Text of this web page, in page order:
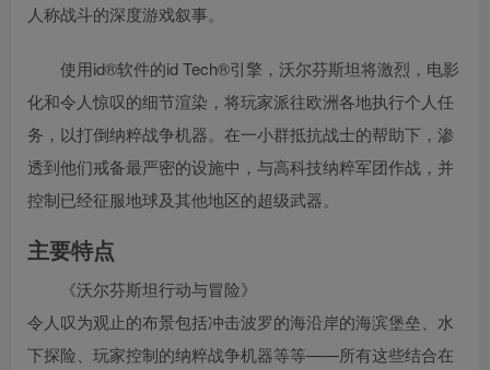
人称战斗的深度游戏叙事。
使用id®软件的id Tech®引擎，沃尔芬斯坦将激烈，电影
化和令人惊叹的细节渲染，将玩家派往欧洲各地执行个人任
务，以打倒纳粹战争机器。在一小群抵抗战士的帮助下，渗
透到他们戒备最严密的设施中，与高科技纳粹军团作战，并
控制已经征服地球及其他地区的超级武器。
主要特点
《沃尔芬斯坦行动与冒险》
令人叹为观止的布景包括冲击波罗的海沿岸的海滨堡垒、水
下探险、玩家控制的纳粹战争机器等等——所有这些结合在